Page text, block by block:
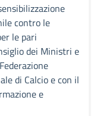
contro le
le pari
dei Ministri e
di Calcio e con il
e